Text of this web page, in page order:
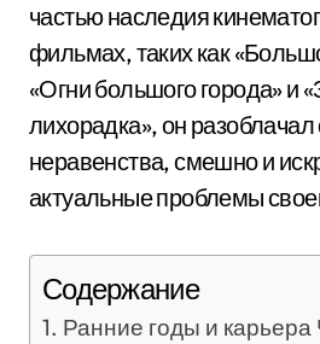
частью наследия
фильмах, таких как
«Огни большого города» и
лихорадка», он
неравенства, смешно и
актуальные проблемы
Содержание
Ранние годы и